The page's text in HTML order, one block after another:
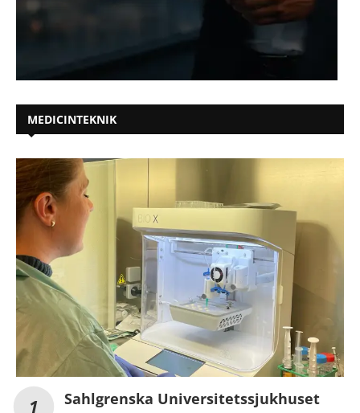
MEDICINTEKNIK
Sahlgrenska Universitetssjukhuset